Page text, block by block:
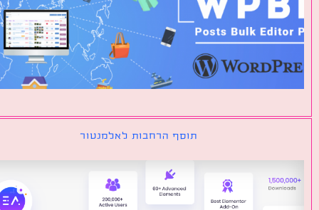
תוסף הרחבות לאלמנטור